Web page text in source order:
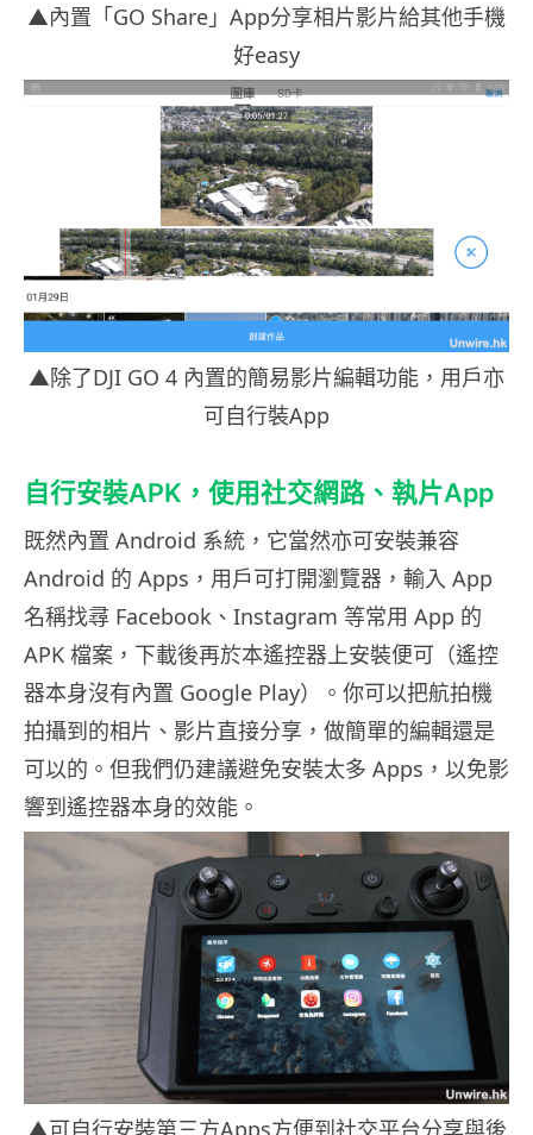
▲內置「GO Share」App分享相片影片給其他手機
好easy
▲除了DJI GO 4 內置的簡易影片編輯功能，用戶亦
可自行裝App
自行安裝APK，使用社交網路、執片App
既然內置 Android 系統，它當然亦可安裝兼容
Android 的 Apps，用戶可打開瀏覽器，輸入 App
名稱找尋 Facebook、Instagram 等常用 App 的
APK 檔案，下載後再於本遙控器上安裝便可（遙控
器本身沒有內置 Google Play）。你可以把航拍機
拍攝到的相片、影片直接分享，做簡單的編輯還是
可以的。但我們仍建議避免安裝太多 Apps，以免影
響到遙控器本身的效能。